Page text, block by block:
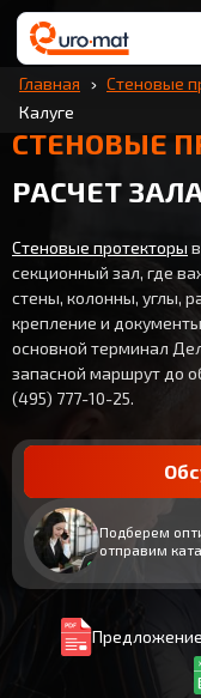
Главная Стеновые
Калуге
СТЕНОВЫЕ
РАСЧЕТ
Стеновые протекторы
секционный зал, где
стены, колонны, углы,
крепление и
основной терминал
запасной маршрут до
(495) 777-10-25.
Подберем
отправим